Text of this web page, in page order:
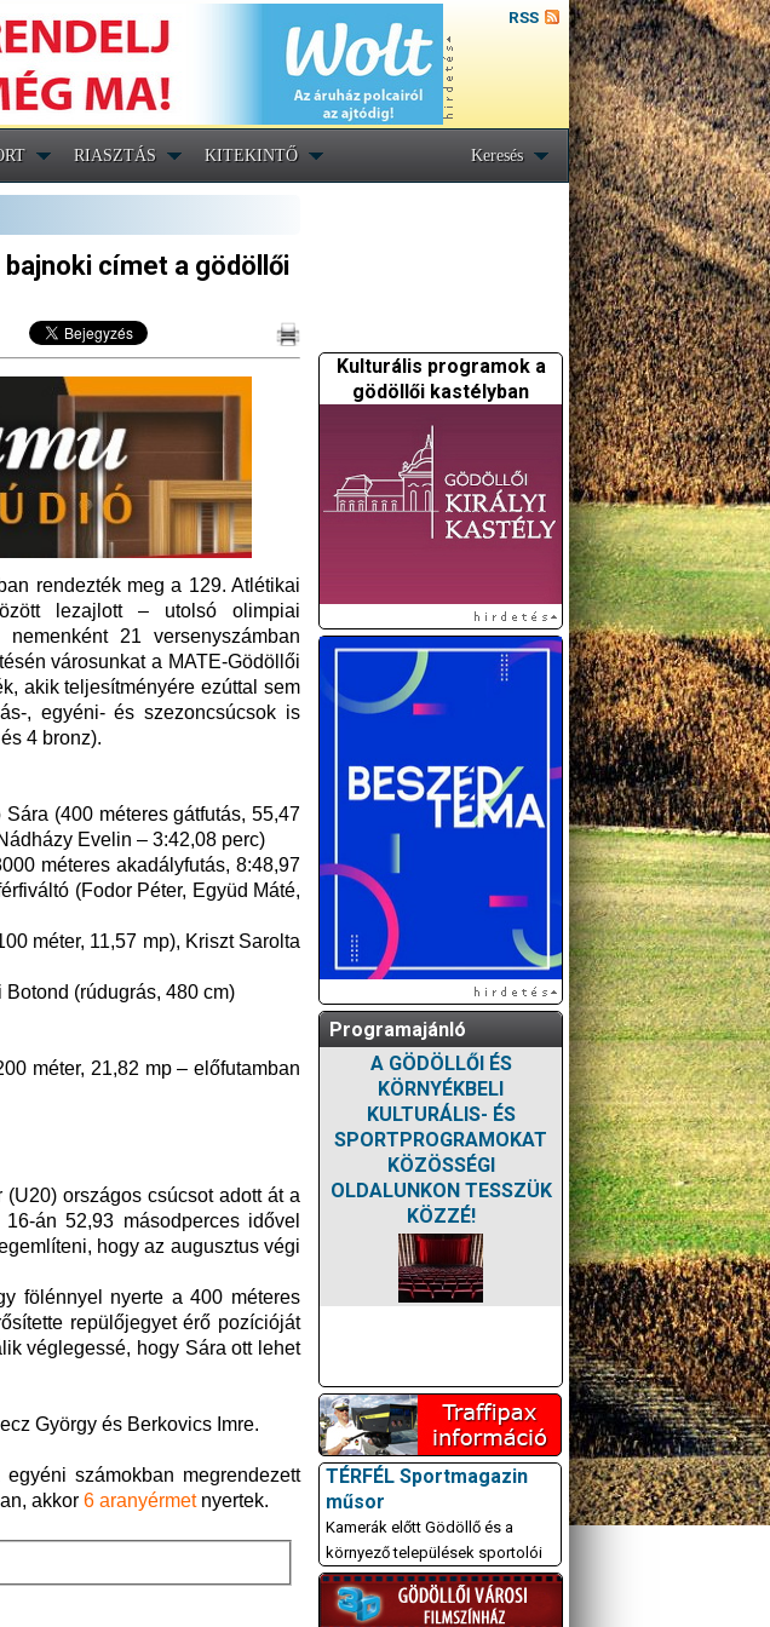
RSS
RIASZTÁS KITEKINTŐ Keresés
címet a gödöllői
rendezték meg a 129. Atlétikai
lezajlott – utolsó olimpiai
21 versenyszámban
városunkat a MATE-Gödöllői
akik teljesítményére ezúttal sem
, egyéni- és szezoncsúcsok is
4 bronz).
(400 méteres gátfutás, 55,47
Evelin – 3:42,08 perc)
méteres akadályfutás, 8:48,97
(Fodor Péter, Együd Máté,
méter, 11,57 mp), Kriszt Sarolta
(rúdugrás, 480 cm)
méter, 21,82 mp – előfutamban
országos csúcsot adott át a
án 52,93 másodperces idővel
hogy az augusztus végi
fölénnyel nyerte a 400 méteres
repülőjegyet érő pozícióját
véglegessé, hogy Sára ott lehet
György és Berkovics Imre.
számokban megrendezett
akkor 6 aranyérmetnyertek.
Kulturális programok a
gödöllői kastélyban
Programajánló
A GÖDÖLLŐI ÉS
KÖRNYÉKBELI
KULTURÁLIS- ÉS
SPORTPROGRAMOKAT
KÖZÖSSÉGI
OLDALUNKON TESSZÜK
KÖZZÉ!
TÉRFÉL Sportmagazin
műsor
Kamerák előtt Gödöllő és a
környező települések sportolói